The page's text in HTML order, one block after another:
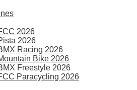
2026
2026
Racing 2026
Bike 2026
Freestyle 2026
Paracycling 2026